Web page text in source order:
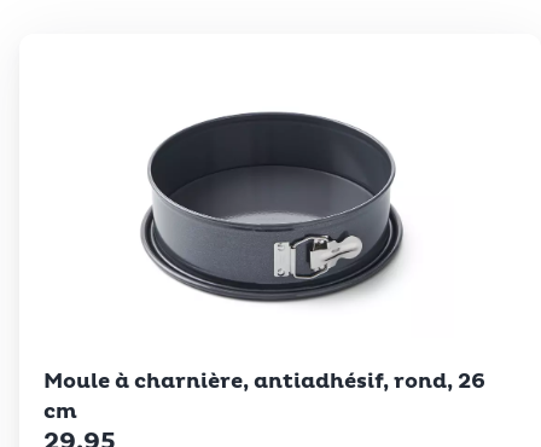
Moule à charnière, antiadhésif, rond, 26
cm